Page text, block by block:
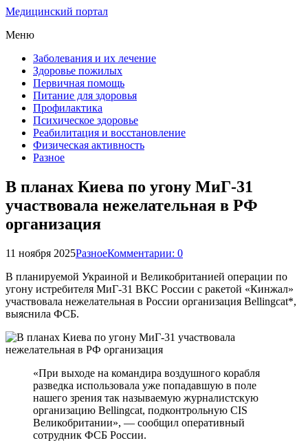
Медицинский портал
Меню
Заболевания и их лечение
Здоровье пожилых
Первичная помощь
Питание для здоровья
Профилактика
Психическое здоровье
Реабилитация и восстановление
Физическая активность
Разное
В планах Киева по угону МиГ-31
участвовала нежелательная в РФ
организация
11 ноября 2025РазноеКомментарии: 0
В планируемой Украиной и Великобританией операции по
угону истребителя МиГ-31 ВКС России с ракетой «Кинжал»
участвовала нежелательная в России организация Bellingcat*,
выяснила ФСБ.
«При выходе на командира воздушного корабля
разведка использовала уже попадавшую в поле
нашего зрения так называемую журналистскую
организацию Bellingcat, подконтрольную CIS
Великобритании», — сообщил оперативный
сотрудник ФСБ России.